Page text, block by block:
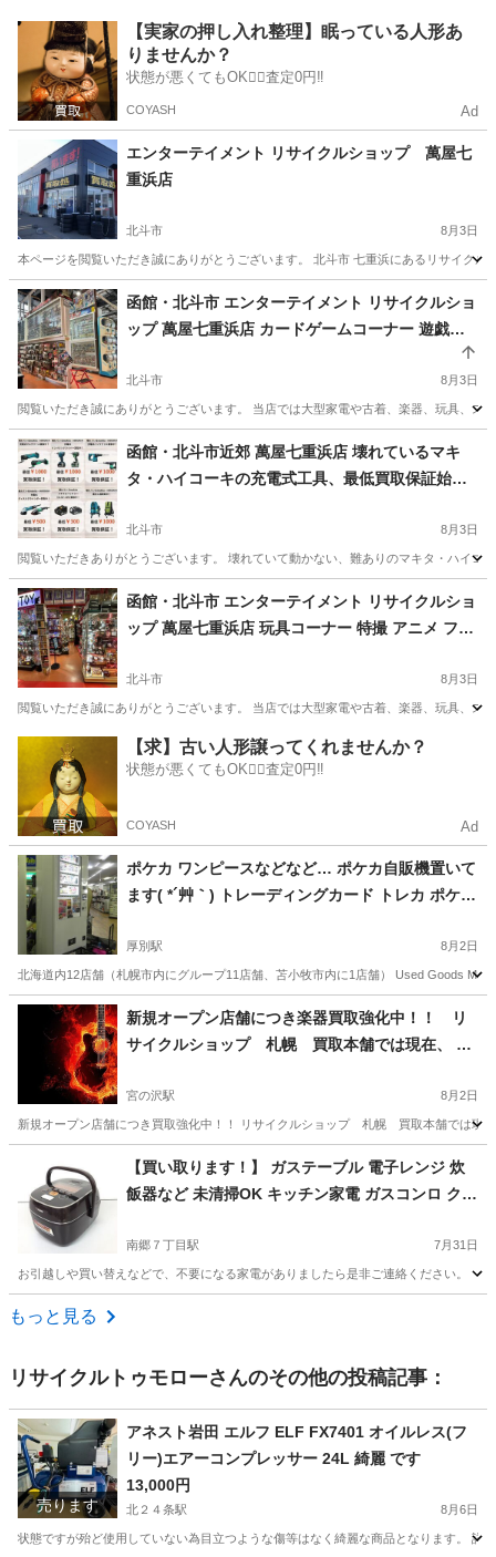
北海道 北斗市 リサイクルショップ 古着
【実家の押し入れ整理】眠っている人形あ
りませんか？
状態が悪くてもOK🙆‍♀️査定0円‼️
COYASH Ad
エンターテイメント リサイクルショップ 萬屋七
重浜店
北斗市 8月3日
本ページを閲覧いただき誠にありがとうございます。 北斗市 七重浜にあるリサイク
北海道 北斗市 リサイクルショップ トレカ
函館・北斗市 エンターテイメント リサイクルショ
ップ 萬屋七重浜店 カードゲームコーナー 遊戯王
北斗市 8月3日
閲覧いただき誠にありがとうございます。 当店では大型家電や古着、楽器、玩具、
北海道 北斗市 リサイクルショップ ポケモンカード
函館・北斗市近郊 萬屋七重浜店 壊れているマキ
タ・ハイコーキの充電式工具、最低買取保証始め
北斗市 8月3日
閲覧いただきありがとうございます。 壊れていて動かない、難ありのマキタ・ハイ
北海道 北斗市 リサイクルショップ 買取
函館・北斗市 エンターテイメント リサイクルショ
ップ 萬屋七重浜店 玩具コーナー 特撮 アニメ フィ
北斗市 8月3日
閲覧いただき誠にありがとうございます。 当店では大型家電や古着、楽器、玩具、
リサイクルショップ 古着
【求】古い人形譲ってくれませんか？
状態が悪くてもOK🙆‍♀️査定0円‼️
COYASH Ad
ポケカ ワンピースなどなど… ポケカ自販機置いて
ます( *´艸｀) トレーディングカード トレカ ポケモ
´) 札幌市 厚別区
厚別駅 8月2日
北海道内12店舗（札幌市内にグループ11店舗、苫小牧市内に1店舗） Used Goods
北海道 札幌市 厚別駅 リサイクルショップ 自販機
新規オープン店舗につき楽器買取強化中！！ リ
サイクルショップ 札幌 買取本舗では現在、 楽
取OK！ ギター、ベースから和楽器、打楽器、管
楽器、民族楽器などなんでもまじめに査定！まじ
めに買取致します！店頭買取OK！出張買取も無料
でお伺い致しております！
宮の沢駅 8月2日
新規オープン店舗につき買取強化中！！ リサイクルショップ 札幌 買取本舗では現
宮の沢駅 リサイクルショップ 買取
【買い取ります！】 ガステーブル 電子レンジ 炊
飯器など 未清掃OK キッチン家電 ガスコンロ クッ
南郷７丁目駅 7月31日
お引越しや買い替えなどで、不要になる家電がありましたら是非ご連絡くだ
北海道 札幌市
もっと見る
リサイクルトゥモローさんのその他の投稿記事：
売ります
アネスト岩田 エルフ ELF FX7401 オイルレス(フ
リー)エアーコンプレッサー 24L 綺麗 です
13,000円
北２４条駅 8月6日
状態ですが殆ど使用していない為目立つような傷等はなく綺麗な商品となります。